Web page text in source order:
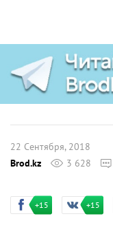
22 Сентября, 2018
Brod.kz
3 628
+15 +15